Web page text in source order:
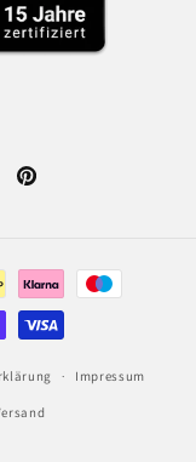
Pinterest
Impressum